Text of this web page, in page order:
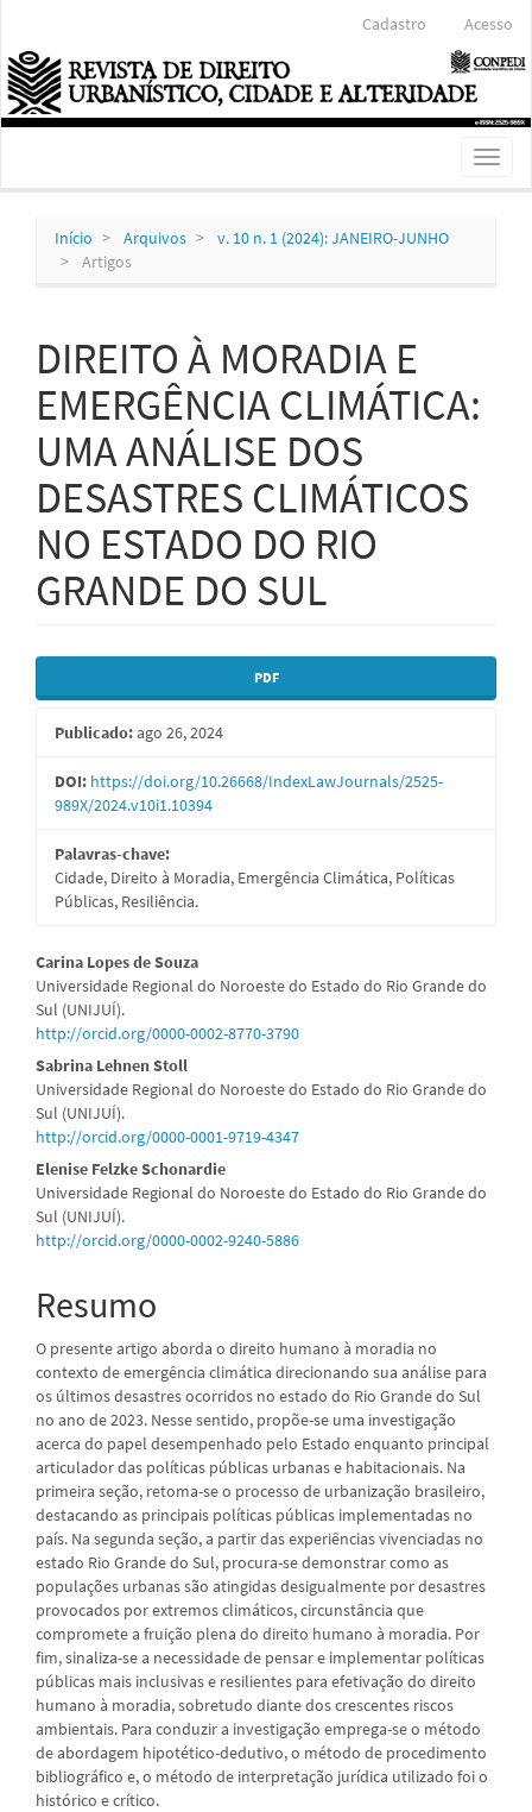
Conteúdo
principal
Barra
Lateral
Cadastro Acesso
Toggle
Início Arquivos
v. 10 n. 1 (2024): JANEIRO-JUNHO
Artigos
DIREITO À MORADIA E
EMERGÊNCIA CLIMÁTICA:
UMA ANÁLISE DOS
DESASTRES CLIMÁTICOS
NO ESTADO DO RIO
GRANDE DO SUL
Barra
lateral
de
artigos
PDF
Publicado:ago 26, 2024
DOI: https://doi.org/10.26668/IndexLawJournals/2525-
989X/2024.v10i1.10394
Palavras-chave:
Cidade, Direito à Moradia, Emergência Climática, Políticas
Públicas, Resiliência.
Conteúdo
do
artigo
principal
Carina Lopes de Souza
Universidade Regional do Noroeste do Estado do Rio Grande do
Sul (UNIJUÍ).
http://orcid.org/0000-0002-8770-3790
Sabrina Lehnen Stoll
Universidade Regional do Noroeste do Estado do Rio Grande do
Sul (UNIJUÍ).
http://orcid.org/0000-0001-9719-4347
Elenise Felzke Schonardie
Universidade Regional do Noroeste do Estado do Rio Grande do
Sul (UNIJUÍ).
http://orcid.org/0000-0002-9240-5886
Resumo
O presente artigo aborda o direito humano à moradia no
contexto de emergência climática direcionando sua análise para
os últimos desastres ocorridos no estado do Rio Grande do Sul
no ano de 2023. Nesse sentido, propõe-se uma investigação
acerca do papel desempenhado pelo Estado enquanto principal
articulador das políticas públicas urbanas e habitacionais. Na
primeira seção, retoma-se o processo de urbanização brasileiro,
destacando as principais políticas públicas implementadas no
país. Na segunda seção, a partir das experiências vivenciadas no
estado Rio Grande do Sul, procura-se demonstrar como as
populações urbanas são atingidas desigualmente por desastres
provocados por extremos climáticos, circunstância que
compromete a fruição plena do direito humano à moradia. Por
fim, sinaliza-se a necessidade de pensar e implementar políticas
públicas mais inclusivas e resilientes para efetivação do direito
humano à moradia, sobretudo diante dos crescentes riscos
ambientais. Para conduzir a investigação emprega-se o método
de abordagem hipotético-dedutivo, o método de procedimento
bibliográfico e, o método de interpretação jurídica utilizado foi o
histórico e crítico.